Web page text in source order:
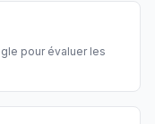
pour évaluer les